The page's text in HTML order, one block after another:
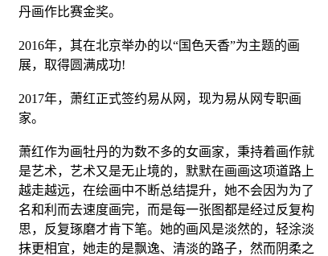
丹画作比赛金奖。
2016年，其在北京举办的以“国色天香”为主题的画
展，取得圆满成功!
2017年，萧红正式签约易从网，现为易从网专职画
家。
萧红作为画牡丹的为数不多的女画家，秉持着画作就
是艺术，艺术又是无止境的，默默在画画这项道路上
越走越远，在绘画中不断总结提升，她不会因为为了
名和利而去速度画完，而是每一张图都是经过反复构
思，反复琢磨才肯下笔。她的画风是淡然的，轻涂淡
抹更相宜，她走的是飘逸、清淡的路子，然而阴柔之